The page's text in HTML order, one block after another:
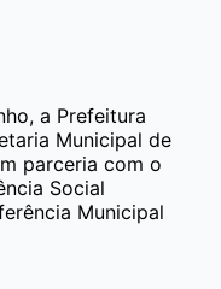
a Prefeitura
Municipal de
parceria com o
Social
Municipal